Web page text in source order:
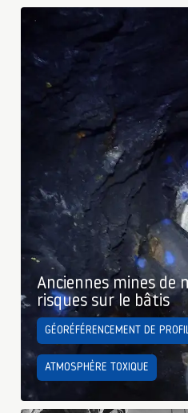
Anciennes mines de
risques sur le bâtis
GÉORÉFÉRENCEMENT DE
ATMOSPHÈRE TOXIQUE